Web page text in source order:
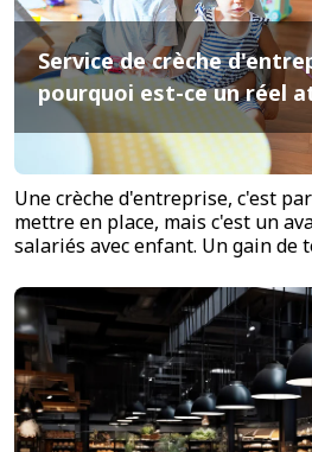
Service de crèche
pourquoi est-ce un réel
Une crèche d'entreprise, c'est
mettre en place, mais c'est un
salariés avec enfant. Un gain de